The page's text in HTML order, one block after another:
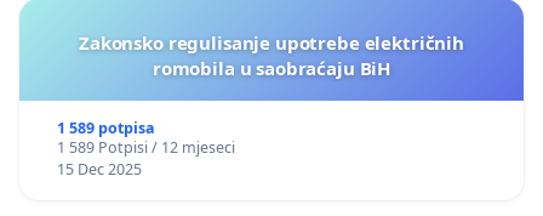
Zakonsko regulisanje upotrebe električnih
romobila u saobraćaju BiH
1 589 potpisa
1 589 Potpisi / 12 mjeseci
15 Dec 2025